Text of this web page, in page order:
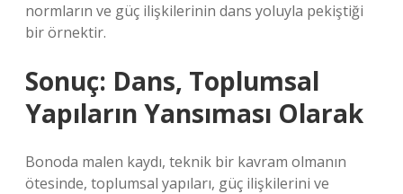
normların ve güç ilişkilerinin dans yoluyla pekiştiği
bir örnektir.
Sonuç: Dans, Toplumsal
Yapıların Yansıması Olarak
Bonoda malen kaydı, teknik bir kavram olmanın
ötesinde, toplumsal yapıları, güç ilişkilerini ve